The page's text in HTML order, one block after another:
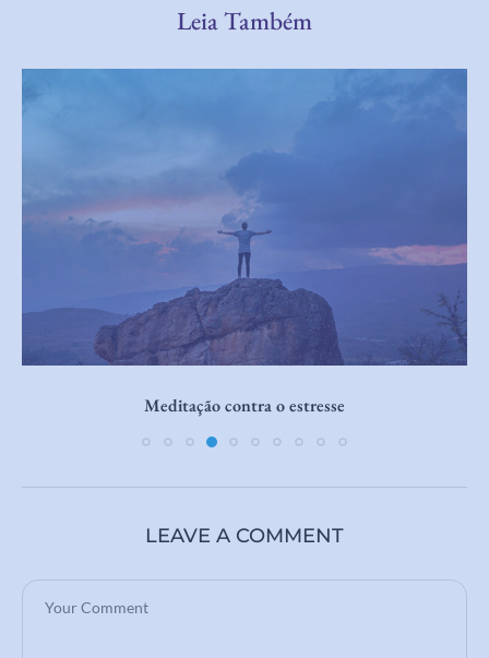
Leia Também
Libertação interior:
LEAVE A COMMENT